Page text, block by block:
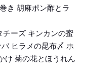
き 胡麻ポン酢とラ
チーズ キンカンの蜜
ヒラメの昆布〆 ホ
け 菊の花とほうれん